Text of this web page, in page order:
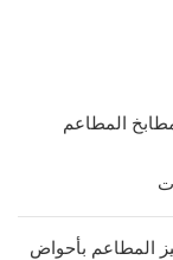
المطاعم
المطاعم بأحواض